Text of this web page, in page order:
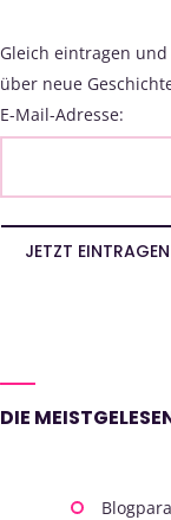
Gleich eintragen
über neue
E-Mail-Adresse:
JETZT EINTRAGEN
DIE